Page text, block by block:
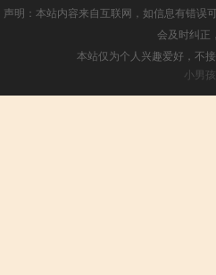
声明：本站内容来自互联网，如信息有错误
会及时纠正
本站仅为个人兴趣爱好，不
小男孩